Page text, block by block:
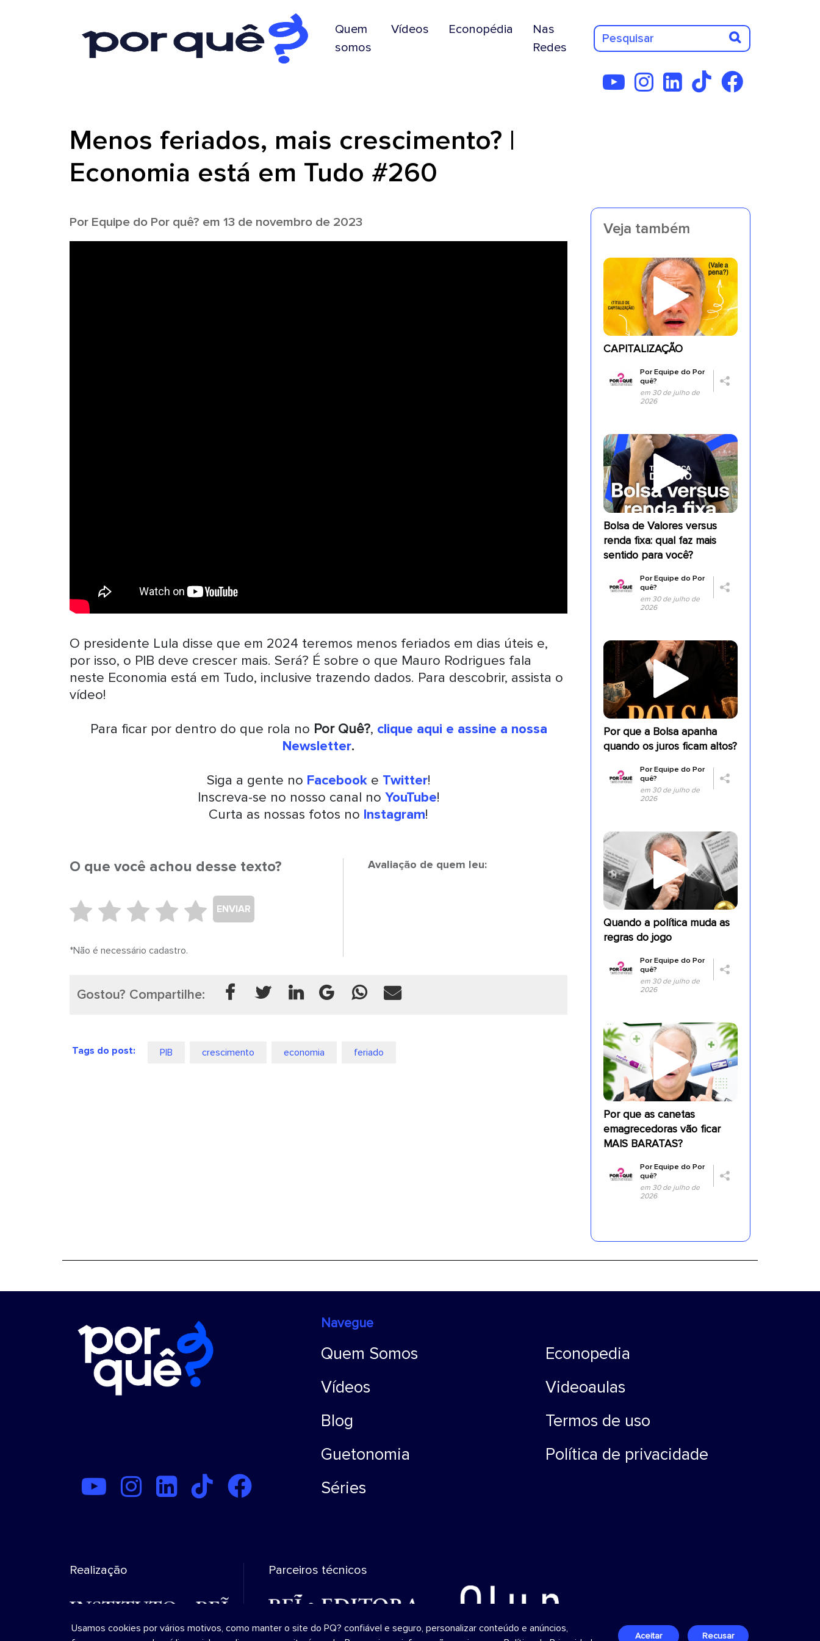
Quem
somos
Vídeos Econopédia
Nas
Redes
Menos feriados, mais crescimento? |
Economia está em Tudo #260
Por Equipe do Por quê? em 13 de novembro de 2023
O presidente Lula disse que em 2024 teremos menos feriados em dias úteis e,
por isso, o PIB deve crescer mais. Será? É sobre o que Mauro Rodrigues fala
neste Economia está em Tudo, inclusive trazendo dados. Para descobrir, assista o
vídeo!
Para ficar por dentro do que rola no Por Quê?, clique aqui e assine a nossa
Newsletter.
Siga a gente no Facebooke Twitter!
Inscreva-se no nosso canal no YouTube!
Curta as nossas fotos no Instagram!
O que você achou desse texto?
ENVIAR
*Não é necessário cadastro.
Avaliação de quem leu:
Gostou? Compartilhe:
Tags do post: PIB crescimento economia feriado
Veja também
CAPITALIZAÇÃO
PorEquipe do Por
quê?
em 30 de julho de
2026
Bolsa de Valores versus
renda fixa: qual faz mais
sentido para você?
PorEquipe do Por
quê?
em 30 de julho de
2026
Por que a Bolsa apanha
quando os juros ficam altos?
PorEquipe do Por
quê?
em 30 de julho de
2026
Quando a política muda as
regras do jogo
PorEquipe do Por
quê?
em 30 de julho de
2026
Por que as canetas
emagrecedoras vão ficar
MAIS BARATAS?
PorEquipe do Por
quê?
em 30 de julho de
2026
Navegue
Quem Somos
Vídeos
Blog
Guetonomia
Séries
Econopedia
Videoaulas
Termos de uso
Política de privacidade
Realização Parceiros técnicos
Usamos cookies por vários motivos, como manter o site do PQ? confiável ​​e seguro, personalizar conteúdo e anúncios,
Aceitar Recusar